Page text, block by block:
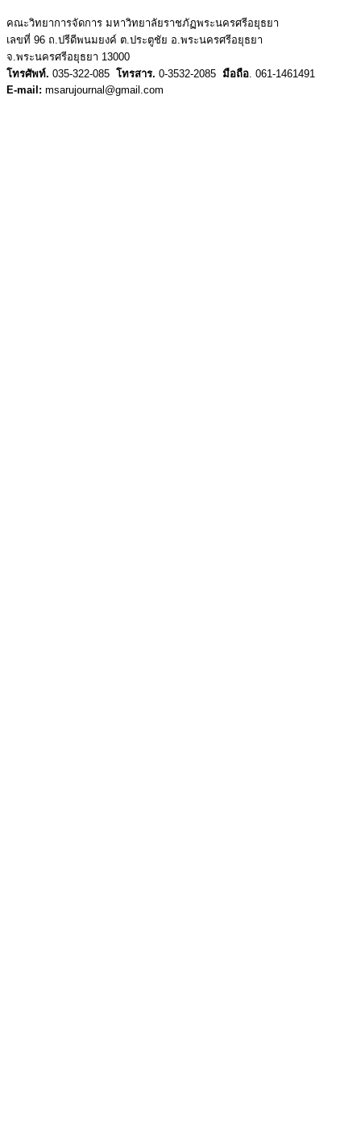
คณะวิทยาการจัดการ มหาวิทยาลัยราชภัฏพระนครศรีอยุธยา
เลขที่ 96 ถ.ปรีดีพนมยงค์ ต.ประตูชัย อ.พระนครศรีอยุธยา
จ.พระนครศรีอยุธยา 13000
โทรศัพท์. 035-322-085 โทรสาร. 0-3532-2085 มือถือ . 061-1461491
E-mail: msarujournal@gmail.com